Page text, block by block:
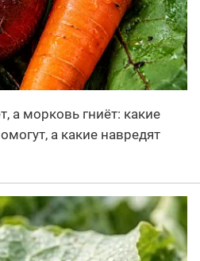
а морковь гниёт: какие
а какие навредят